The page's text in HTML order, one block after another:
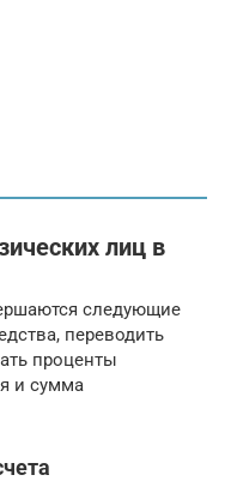
лиц в
следующие
переводить
проценты
и сумма